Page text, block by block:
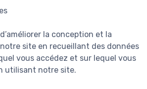
la conception et la
site en recueillant des données
vous accédez et sur lequel vous
utilisant notre site.